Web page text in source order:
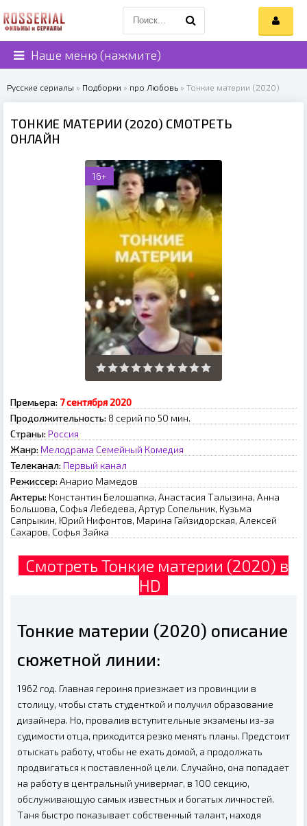
Наше меню (нажмите)
Русские сериалы » Подборки » про Любовь » Тонкие материи (2020)
ТОНКИЕ МАТЕРИИ (2020) СМОТРЕТЬ
ОНЛАЙН
16+
Премьера: 7 ceнтябpя 2020
Продолжительность: 8 серий по 50 мин.
Страны: Россия
Жанр: Мелодрама Семейный Комедия
Телеканал: Первый канал
Режиссер: Анарио Мамедов
Актеры: Константин Белошапка, Анастасия Талызина, Анна
Большова, Софья Лебедева, Артур Сопельник, Кузьма
Сапрыкин, Юрий Нифонтов, Марина Гайзидорская, Алексей
Сахаров, Софья Зайка
Смотреть Тонкие материи (2020) в
HD
Тонкие материи (2020) описание
сюжетной линии:
1962 год. Главная героиня приезжает из провинции в
столицу, чтобы стать студенткой и получил образование
дизайнера. Но, провалив вступительные экзамены из-за
судимости отца, приходится резко менять планы. Предстоит
отыскать работу, чтобы не ехать домой, а продолжать
продвигаться к поставленной цели. Случайно, она попадает
на работу в центральный универмаг, в 100 секцию,
обслуживающую самых известных и богатых личностей.
Таня быстро показывает собственный талант, находя